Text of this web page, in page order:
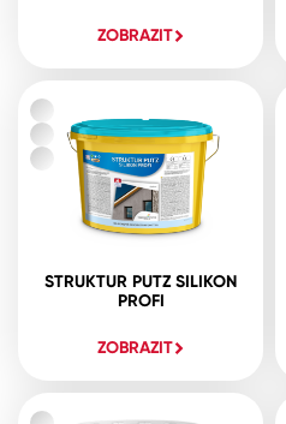
ZOBRAZIT
STRUKTUR PUTZ SILIKON
PROFI
ZOBRAZIT